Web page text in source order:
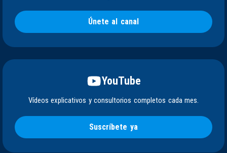
Únete al canal
YouTube
Vídeos explicativos y consultorios completos cada mes.
Suscríbete ya